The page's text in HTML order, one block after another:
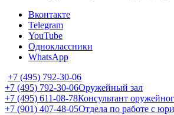
Вконтакте
Telegram
YouTube
Одноклассники
WhatsApp
+7 (495) 792-30-06
+7 (495) 792-30-06Оружейный зал
+7 (495) 611-08-78Консультант
+7 (901) 407-48-05Отдела по работе с